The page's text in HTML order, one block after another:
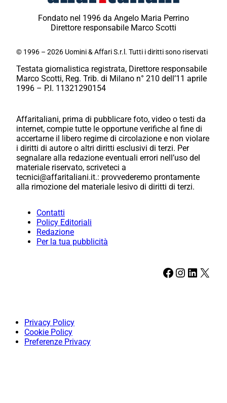
Fondato nel 1996 da Angelo Maria Perrino
Direttore responsabile Marco Scotti
© 1996 – 2026 Uomini & Affari S.r.l. Tutti i diritti sono riservati
Testata giornalistica registrata, Direttore responsabile
Marco Scotti, Reg. Trib. di Milano n° 210 dell’11 aprile
1996 – P.I. 11321290154
Affaritaliani, prima di pubblicare foto, video o testi da
internet, compie tutte le opportune verifiche al fine di
accertarne il libero regime di circolazione e non violare
i diritti di autore o altri diritti esclusivi di terzi. Per
segnalare alla redazione eventuali errori nell’uso del
materiale riservato, scriveteci a
tecnici@affaritaliani.it.: provvederemo prontamente
alla rimozione del materiale lesivo di diritti di terzi.
Contatti
Policy Editoriali
Redazione
Per la tua pubblicità
Facebook Instagram LinkedIn X
Privacy Policy
Cookie Policy
Preferenze Privacy